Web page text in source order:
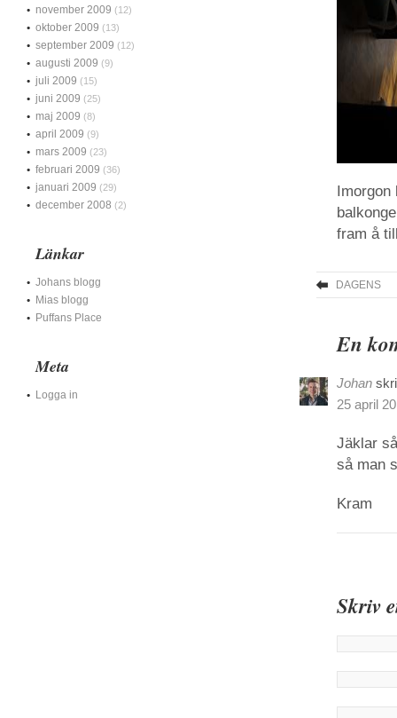
Imorgon
fram å
DAGENS
En
Johan
25 april
Jäklar
så man
Kram
Skriv
november 2009 (12)
oktober 2009 (13)
september 2009 (12)
augusti 2009 (9)
juli 2009 (15)
juni 2009 (25)
maj 2009 (8)
april 2009 (9)
mars 2009 (23)
februari 2009 (36)
januari 2009 (29)
december 2008 (2)
Länkar
Johans blogg
Mias blogg
Puffans Place
Meta
Logga in